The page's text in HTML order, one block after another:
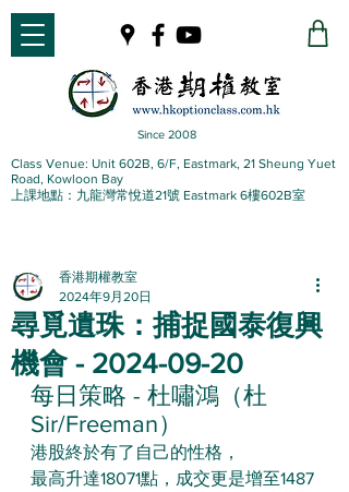
Since 2008
Class Venue: Unit 602B, 6/F, Eastmark, 21 Sheung Yuet
Road, Kowloon Bay
上課地點：九龍灣常悅道21號 Eastmark 6樓602B室
尋覓遺珠：捕捉國泰復興
機會 - 2024-09-20
香港期權教室
2024年9月20日
每日策略 - 杜嘯鴻（杜
Sir/Freeman）
港股終於有了自己的性格，
最高升達18071點，成交更是增至1487